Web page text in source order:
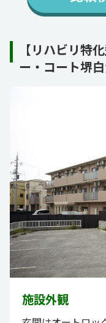
【リハビリ特
ー・コート堺
施設外観